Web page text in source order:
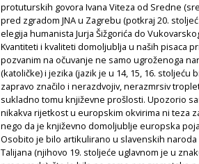
protuturskih govora Ivana Viteza od Sredne
pred zgradom JNA u Zagrebu (potkraj 20.
elegija humanista Jurja Šižgorića do
Kvantiteti i kvaliteti domoljublja u naših pisaca
pozvanim na očuvanje ne samo ugroženoga
(katoličke) i jezika (jazik je u 14, 15, 16. stoljeću
zapravo značilo i nerazdvojiv, nerazmrsiv
sukladno tomu književne prošlosti. Upozorio
nikakva rijetkost u europskim okvirima ni teza
nego da je književno domoljublje europska
Osobito je bilo artikulirano u slavenskih
Talijana (njihovo 19. stoljeće uglavnom je u